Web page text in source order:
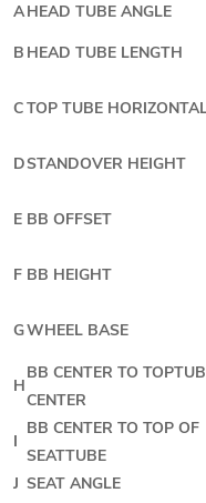
AHEAD TUBE ANGLE
B HEAD TUBE LENGTH
CTOP TUBE
DSTANDOVER HEIGHT
E BB OFFSET
F BB HEIGHT
GWHEEL BASE
H
BB CENTER TO
CENTER
I
BB CENTER TO TOP OF
SEATTUBE
J SEAT ANGLE